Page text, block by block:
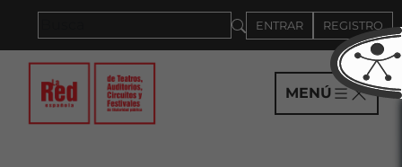
ENTRAR REGISTRO
MENÚ